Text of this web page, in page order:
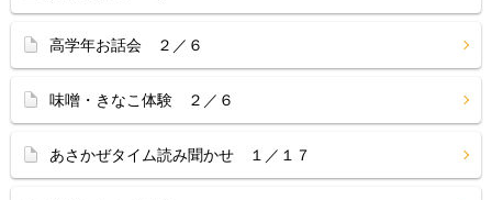
高学年お話会 ２／６
味噌・きなこ体験 ２／６
あさかぜタイム読み聞かせ １／１７